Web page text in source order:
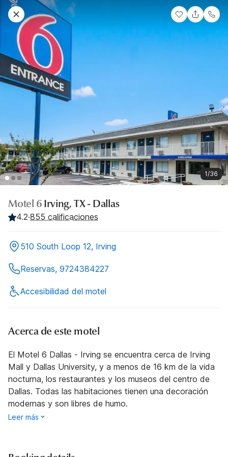
1/36
Motel 6 Irving, TX - Dallas
4.2·855 calificaciones
510 South Loop 12, Irving
Reservas, 9724384227
Accesibilidad del motel
Acerca de este motel
El Motel 6 Dallas - Irving se encuentra cerca de Irving
Mall y Dallas University, y a menos de 16 km de la vida
nocturna, los restaurantes y los museos del centro de
Dallas. Todas las habitaciones tienen una decoración
modernas y son libres de humo.
Leer más